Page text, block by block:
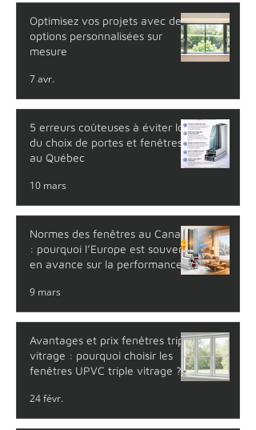
Optimisez vos projets avec des
options personnalisées sur
mesure
7 avr.
5 erreurs coûteuses à éviter lors
du choix de portes et fenêtres
au Québec
10 mars
Normes des fenêtres au Canada
: pourquoi l’Europe est souvent
en avance sur la performance
9 mars
Avantages et prix fenêtres triple
vitrage : pourquoi choisir les
fenêtres UPVC triple vitrage ?
24 févr.